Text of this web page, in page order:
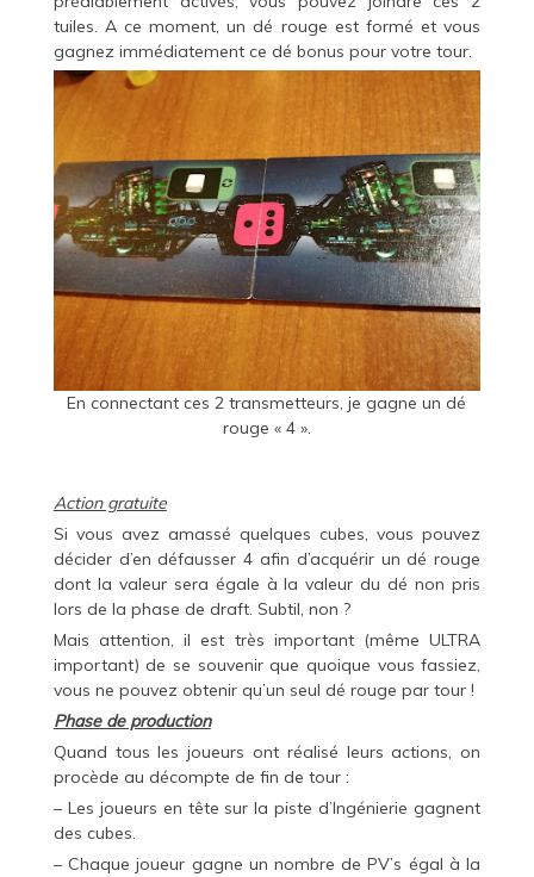
tuiles. A ce moment, un dé rouge est formé et vous
gagnez immédiatement ce dé bonus pour votre tour.
En connectant ces 2 transmetteurs, je gagne un dé
rouge « 4 ».
Action gratuite
Si vous avez amassé quelques cubes, vous pouvez
décider d’en défausser 4 afin d’acquérir un dé rouge
dont la valeur sera égale à la valeur du dé non pris
lors de la phase de draft. Subtil, non ?
Mais attention, il est très important (même ULTRA
important) de se souvenir que quoique vous fassiez,
vous ne pouvez obtenir qu’un seul dé rouge par tour !
Phase de production
Quand tous les joueurs ont réalisé leurs actions, on
procède au décompte de fin de tour :
– Les joueurs en tête sur la piste d’Ingénierie gagnent
des cubes.
– Chaque joueur gagne un nombre de PV’s égal à la